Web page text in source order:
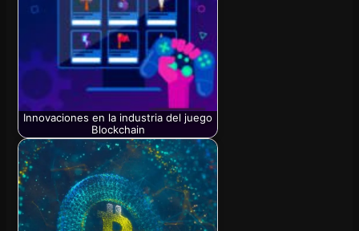
Innovaciones en la industria del juego
Blockchain